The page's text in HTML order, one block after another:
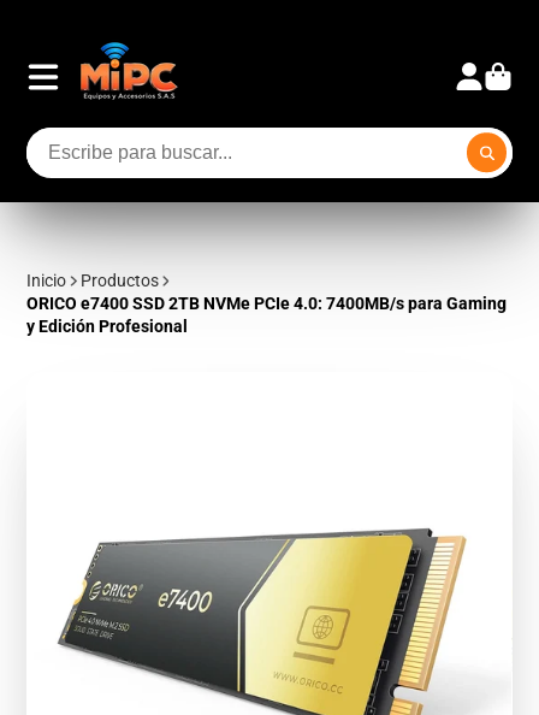
Inicio
Productos
ORICO e7400 SSD 2TB NVMe PCIe 4.0: 7400MB/s para Gaming
y Edición Profesional